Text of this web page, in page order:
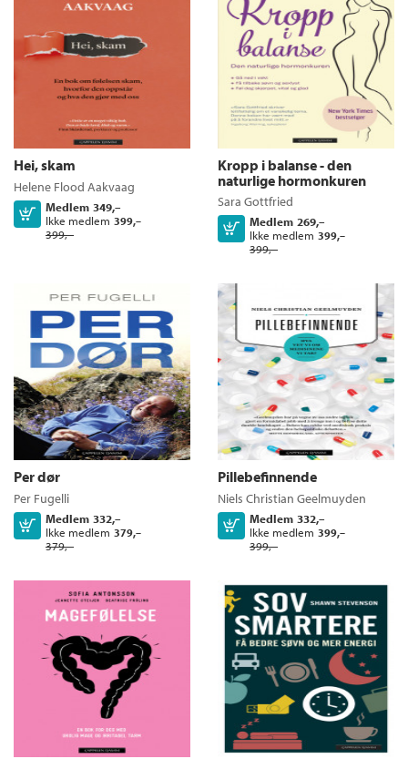
Hei, skam
Helene Flood Aakvaag
Medlem 349,–
Ikke medlem 399,–
399,–
Kjøp
Kropp i balanse - den
naturlige hormonkuren
Sara Gottfried
Medlem 269,–
Ikke medlem 399,–
399,–
Kjøp
Per dør
Per Fugelli
Medlem 332,–
Ikke medlem 379,–
379,–
Kjøp
Pillebefinnende
Niels Christian Geelmuyden
Medlem 332,–
Ikke medlem 399,–
399,–
Kjøp